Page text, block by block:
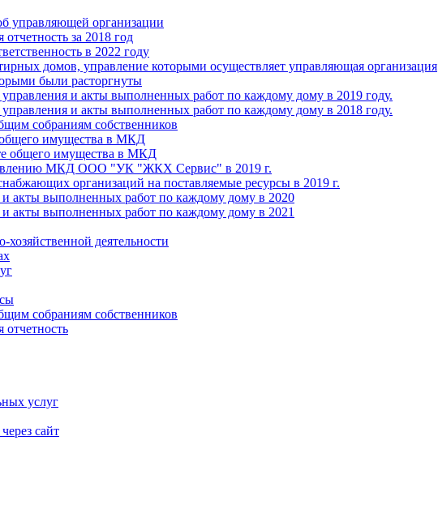
управляющей организации
за 2018 год
в 2022 году
домов, управление которыми осуществляет управляющая организация
были расторгнуты
и акты выполненных работ по каждому дому в 2019 году.
и акты выполненных работ по каждому дому в 2018 году.
собраниям собственников
имущества в МКД
общего имущества в МКД
МКД ООО "УК "ЖКХ Сервис" в 2019 г.
организаций на поставляемые ресурсы в 2019 г.
акты выполненных работ по каждому дому в 2020
акты выполненных работ по каждому дому в 2021
деятельности
собраниям собственников
отчетность
услуг
сайт